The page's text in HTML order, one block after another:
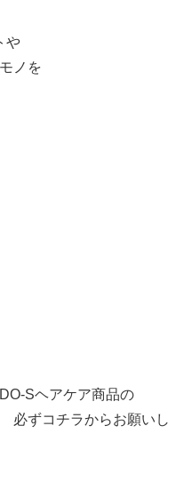
や
ノを
Sヘアケア商品の
必ずコチラからお願いし